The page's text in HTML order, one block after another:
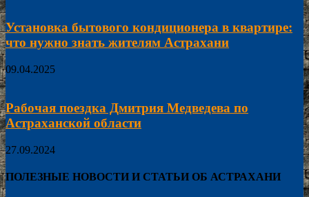
Установка бытового кондиционера в квартире:
что нужно знать жителям Астрахани
09.04.2025
Рабочая поездка Дмитрия Медведева по
Астраханской области
27.09.2024
ПОЛЕЗНЫЕ НОВОСТИ И СТАТЬИ ОБ АСТРАХАНИ